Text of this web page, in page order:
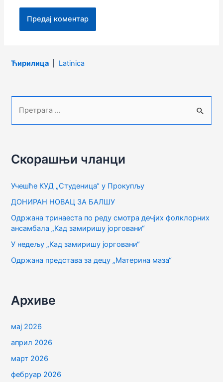
Ћирилица Latinica
р
г
а
з
а
:
Скорашњи чланци
Учешће КУД „Студеница“ у Прокупљу
ДОНИРАН НОВАЦ ЗА БАЛШУ
Одржана тринаеста по реду смотра дечјих фолклорних
ансамбала „Кад замиришу јорговани“
У недељу „Кад замиришу јорговани“
Одржана представа за децу „Материна маза“
Архиве
мај 2026
април 2026
март 2026
фебруар 2026